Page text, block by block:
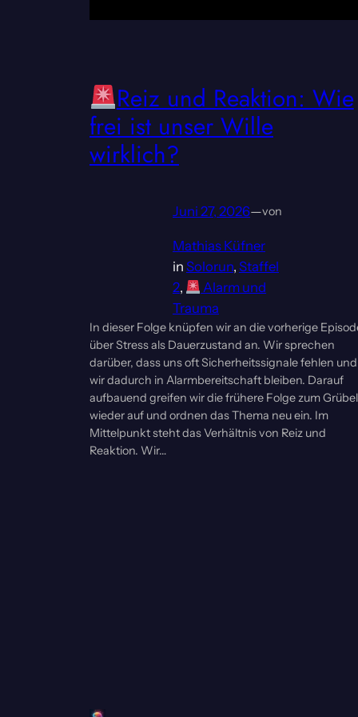
Reiz und Reaktion: Wie
frei ist unser Wille
wirklich?
Juni 27, 2026—von
Mathias Küfner
in Solorun, Staffel
2,
Alarm und
Trauma
In dieser Folge knüpfen wir an die vorherige
über Stress als Dauerzustand an. Wir sprechen
darüber, dass uns oft Sicherheitssignale fehlen und
wir dadurch in Alarmbereitschaft bleiben. Darauf
aufbauend greifen wir die frühere Folge zum
wieder auf und ordnen das Thema neu ein. Im
Mittelpunkt steht das Verhältnis von Reiz und
Reaktion. Wir…